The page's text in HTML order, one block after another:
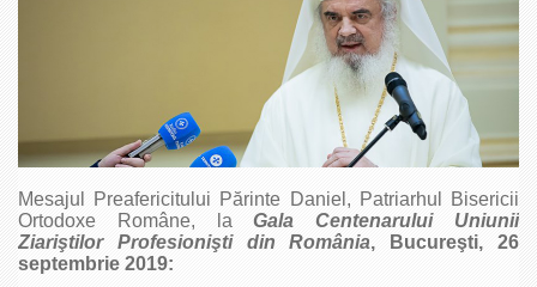
Mesajul Preafericitului Părinte Daniel, Patriarhul Bisericii
Ortodoxe Române, laGala Centenarului Uniunii
Ziariştilor Profesionişti din România, Bucureşti, 26
septembrie 2019: